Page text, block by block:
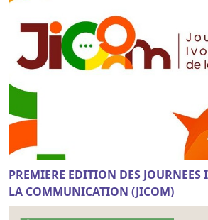
PREMIERE EDITION DES JOURNEES
LA COMMUNICATION (JICOM)